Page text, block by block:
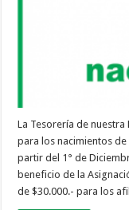
La Tesorería de
para los nacimientos
partir del 1° de
beneficio de la
de $30.000.- para los